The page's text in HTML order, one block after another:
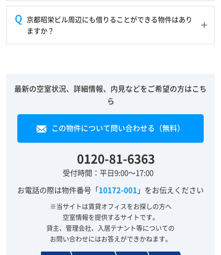
京都昭栄ビル周辺にも借りることができる物件はあり
ますか？
最新の空室状況、詳細情報、内見などをご希望の方はこち
ら
この物件について問い合わせる（無料）
0120-81-6363
受付時間：平日9:00～17:00
お電話の際は物件番号「10172-001 」をお伝えください
※当サイトは賃貸オフィスをお探しの方へ
空室情報を提供するサイトです。
貸主、管理会社、入居テナント等についての
お問い合わせにはお答えができかねます。